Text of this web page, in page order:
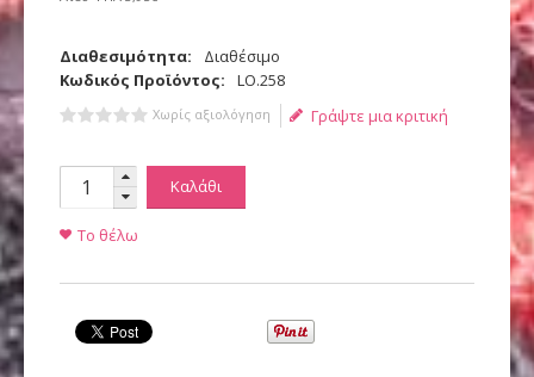
Διαθεσιμότητα:
Διαθέσιμο
Κωδικός Προϊόντος:
LO.258
Χωρίς αξιολόγηση Γράψτε μια κριτική
Καλάθι
Το θέλω